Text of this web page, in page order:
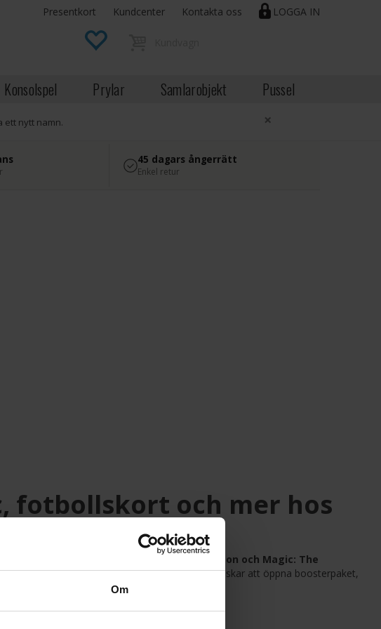
Om
LOGGA IN
Presentkort Kundcenter Kontakta oss
Konsolspel Prylar Samlarobjekt Pussel
ett nytt namn. ×
45 dagars ångerrätt
Enkel retur
fotbollskort och mer hos
Pokémon och Magic: The
Piece. Oavsett om du tävlar, samlar eller bara älskar att öppna boosterpaket,